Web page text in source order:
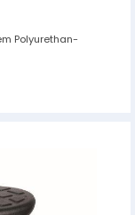
Polyurethan-